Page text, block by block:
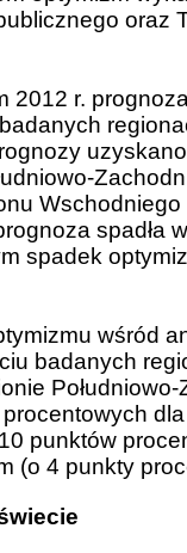
oraz
2012 r.
Wschodniego
spadła
spadek
wśród
badanych
punktów
(o 4 punkty